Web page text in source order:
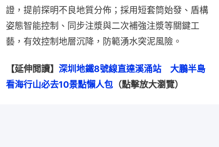
證，提前探明不良地質分佈；採用短套筒始發、盾構
姿態智能控制、同步注漿與二次補強注漿等關鍵工
藝，有效控制地層沉降，防範湧水突泥風險。
【延伸閲讀】 深圳地鐵8號線直達溪涌站　大鵬半島
看海行山必去10景點懶人包 （點擊放大瀏覽）